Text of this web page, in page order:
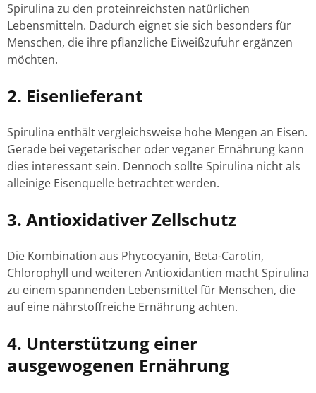
Spirulina zu den proteinreichsten natürlichen
Lebensmitteln. Dadurch eignet sie sich besonders für
Menschen, die ihre pflanzliche Eiweißzufuhr ergänzen
möchten.
2. Eisenlieferant
Spirulina enthält vergleichsweise hohe Mengen an Eisen.
Gerade bei vegetarischer oder veganer Ernährung kann
dies interessant sein. Dennoch sollte Spirulina nicht als
alleinige Eisenquelle betrachtet werden.
3. Antioxidativer Zellschutz
Die Kombination aus Phycocyanin, Beta-Carotin,
Chlorophyll und weiteren Antioxidantien macht Spirulina
zu einem spannenden Lebensmittel für Menschen, die
auf eine nährstoffreiche Ernährung achten.
4. Unterstützung einer
ausgewogenen Ernährung